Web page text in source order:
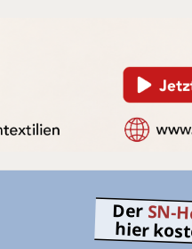
Der SN-
hier